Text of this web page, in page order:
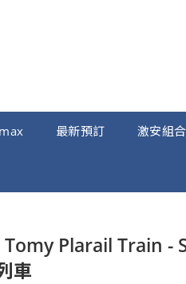
最新預訂 激安組合
Plarail Train -
車